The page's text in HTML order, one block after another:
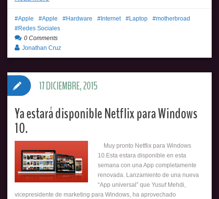
Apple Apple Hardware Internet Laptop
motherbroad
Redes Sociales
0 Comments
Jonathan Cruz
Ya estará disponible Netflix para Windows
10.
Muy pronto Netflix para Windows
10.Esta estara disponible en esta
semana con una App completamente
renovada. Lanzamiento de una nueva
“App universal” que Yusuf Mehdi,
vicepresidente de marketing para Windows, ha aprovechado
17 DICIEMBRE, 2015